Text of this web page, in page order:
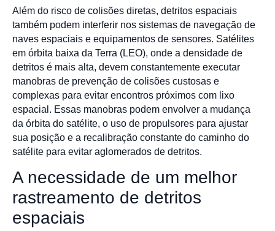
Além do risco de colisões diretas, detritos espaciais
também podem interferir nos sistemas de navegação de
naves espaciais e equipamentos de sensores. Satélites
em órbita baixa da Terra (LEO), onde a densidade de
detritos é mais alta, devem constantemente executar
manobras de prevenção de colisões custosas e
complexas para evitar encontros próximos com lixo
espacial. Essas manobras podem envolver a mudança
da órbita do satélite, o uso de propulsores para ajustar
sua posição e a recalibração constante do caminho do
satélite para evitar aglomerados de detritos.
A necessidade de um melhor
rastreamento de detritos
espaciais